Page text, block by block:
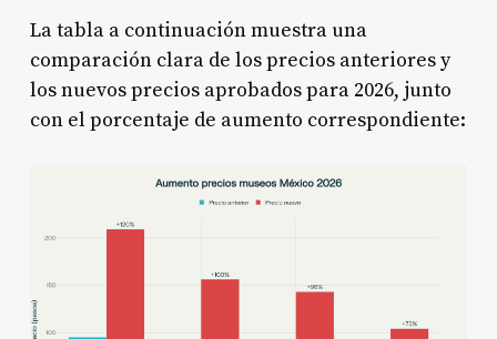
La tabla a continuación muestra una
comparación clara de los precios anteriores y
los nuevos precios aprobados para 2026, junto
con el porcentaje de aumento correspondiente: